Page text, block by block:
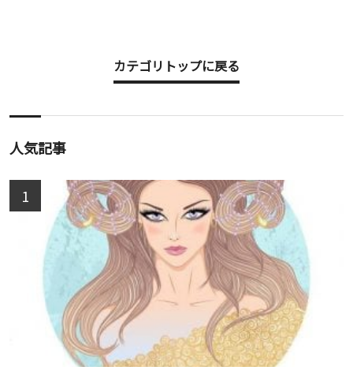
カテゴリトップに戻る
人気記事
1